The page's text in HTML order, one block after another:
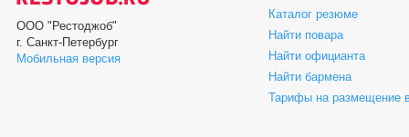
ООО "Рестоджоб"
г. Санкт-Петербург
Мобильная версия
Каталог резюме
Найти повара
Найти официанта
Найти бармена
Тарифы на размещение